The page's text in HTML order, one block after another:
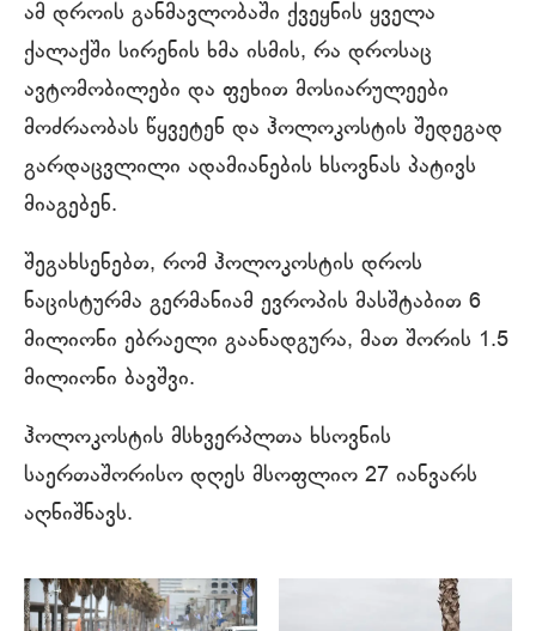
ამ დროის განმავლობაში ქვეყნის ყველა
ქალაქში სირენის ხმა ისმის, რა დროსაც
ავტომობილები და ფეხით მოსიარულეები
მოძრაობას წყვეტენ და ჰოლოკოსტის შედეგად
გარდაცვლილი ადამიანების ხსოვნას პატივს
მიაგებენ.
შეგახსენებთ, რომ ჰოლოკოსტის დროს
ნაცისტურმა გერმანიამ ევროპის მასშტაბით 6
მილიონი ებრაელი გაანადგურა, მათ შორის 1.5
მილიონი ბავშვი.
ჰოლოკოსტის მსხვერპლთა ხსოვნის
საერთაშორისო დღეს მსოფლიო 27 იანვარს
აღნიშნავს.